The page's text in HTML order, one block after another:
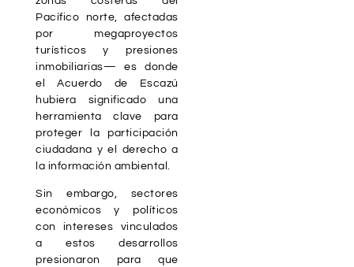
Pacífico norte, afectadas
por megaproyectos
turísticos y presiones
inmobiliarias— es donde
el Acuerdo de Escazú
hubiera significado una
herramienta clave para
proteger la participación
ciudadana y el derecho a
la información ambiental.
Sin embargo, sectores
económicos y políticos
con intereses vinculados
a estos desarrollos
presionaron para que